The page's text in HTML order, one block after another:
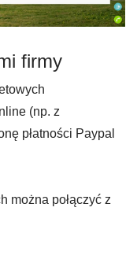
firmy
(np. z
płatności Paypal
można połączyć z